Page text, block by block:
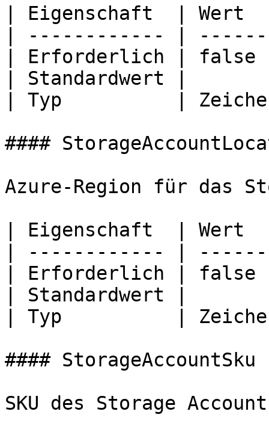
| Eigenschaft  |
| ------------ |
| Erforderlich |
| Standardwert |
| Typ          |
####
Azure-Region für das
| Eigenschaft  |
| ------------ |
| Erforderlich |
| Standardwert |
| Typ          |
#### StorageAccountSku
SKU des Storage